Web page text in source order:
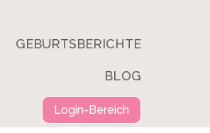
GEBURTSBERICHTE
BLOG
Login-Bereich